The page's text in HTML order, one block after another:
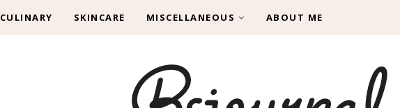
CULINARY SKINCARE MISCELLANEOUS ABOUT ME